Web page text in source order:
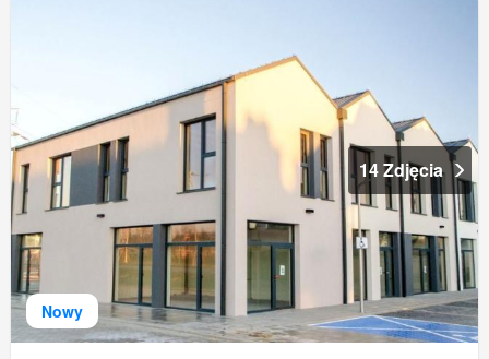
Nowy
14 Zdjęcia